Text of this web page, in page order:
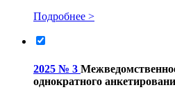
Подробнее >
2025 № 3
однократного